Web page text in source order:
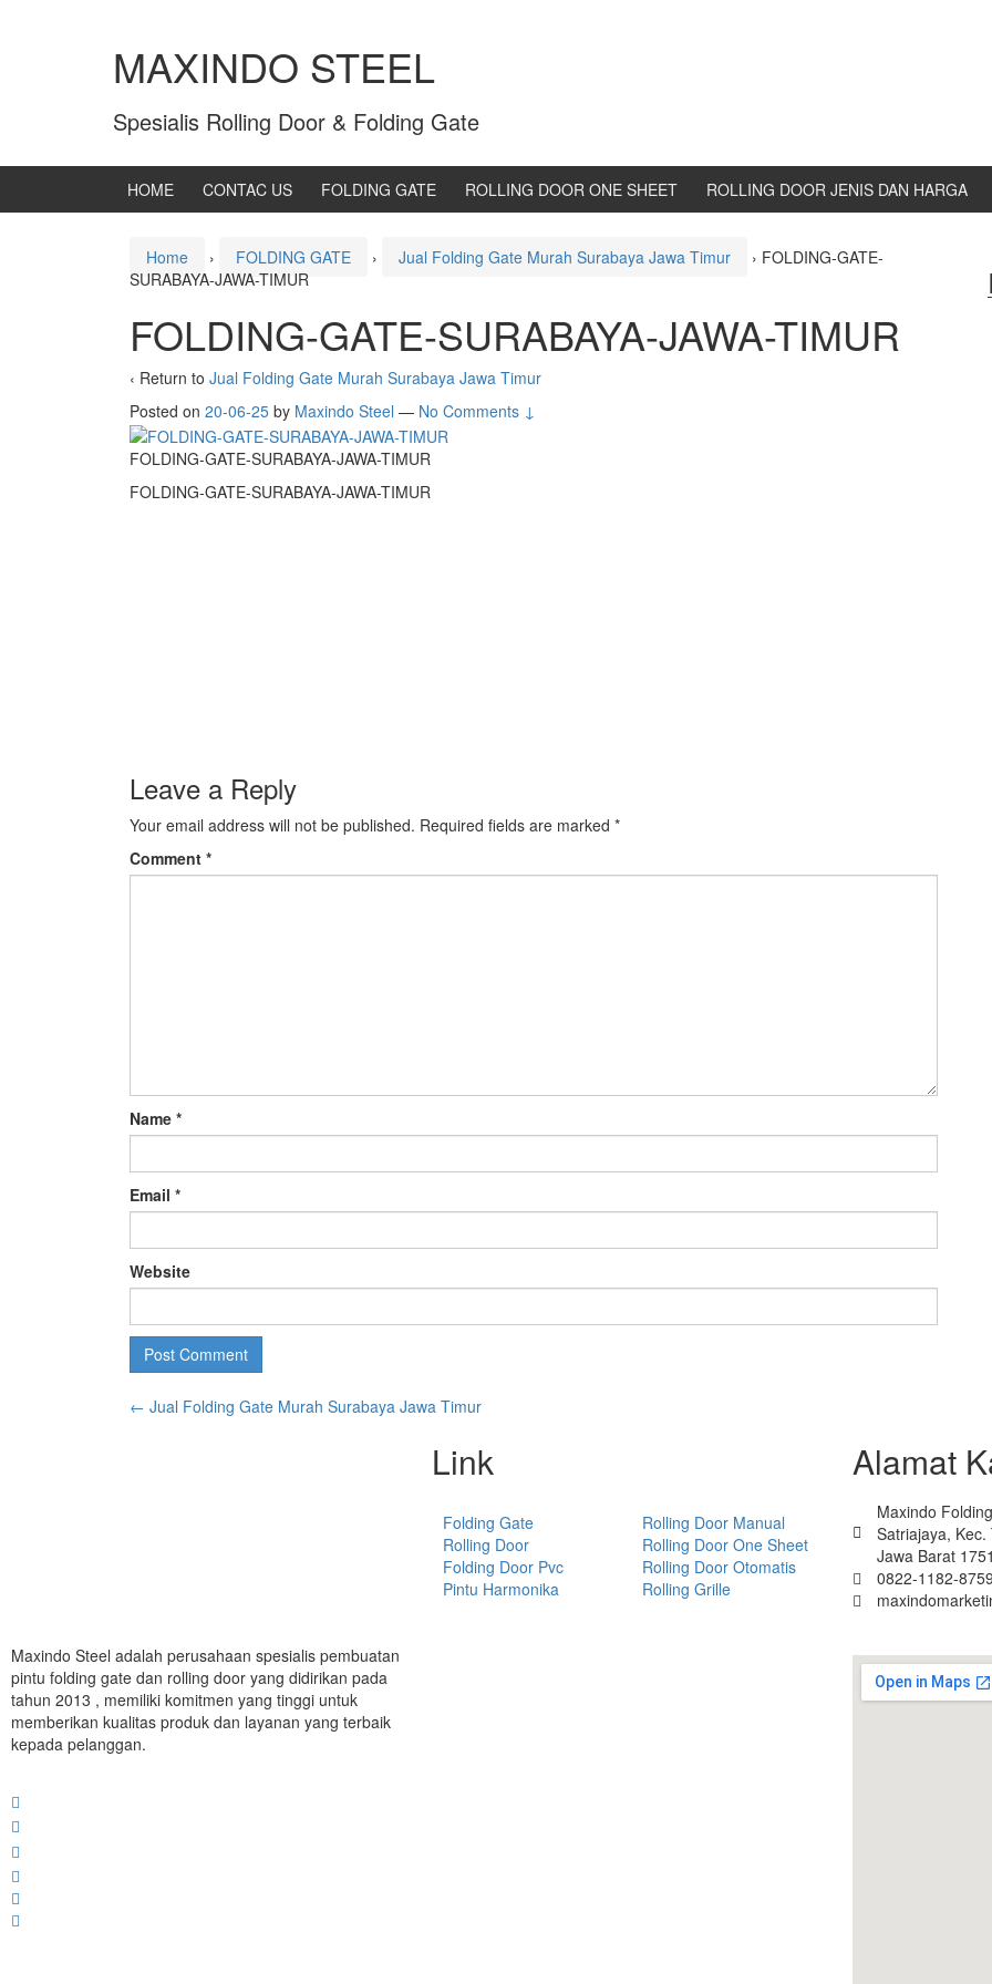
MAXINDO STEEL
Spesialis Rolling Door & Folding Gate
HOME CONTAC US FOLDING GATE ROLLING DOOR ONE SHEET ROLLING DOOR JENIS DAN HARGA
Home › FOLDING GATE › Jual Folding Gate Murah Surabaya Jawa Timur › FOLDING-GATE-
SURABAYA-JAWA-TIMUR
FOLDING-GATE-SURABAYA-JAWA-TIMUR
‹ Return to Jual Folding Gate Murah Surabaya Jawa Timur
Posted on 20-06-25 by Maxindo Steel — No Comments ↓
FOLDING-GATE-SURABAYA-JAWA-TIMUR
FOLDING-GATE-SURABAYA-JAWA-TIMUR
Leave a Reply
Your email address will not be published. Required fields are marked *
Comment *
Name *
Email *
Website
← Jual Folding Gate Murah Surabaya Jawa Timur
Maxindo Steel adalah perusahaan spesialis pembuatan
pintu folding gate dan rolling door yang didirikan pada
tahun 2013 , memiliki komitmen yang tinggi untuk
memberikan kualitas produk dan layanan yang terbaik
kepada pelanggan.
Link
Folding Gate
Rolling Door
Folding Door Pvc
Pintu Harmonika
Rolling Door Manual
Rolling Door One Sheet
Rolling Door Otomatis
Rolling Grille
Alamat
Maxindo
Satriajaya,
Jawa Barat
0822-1182-